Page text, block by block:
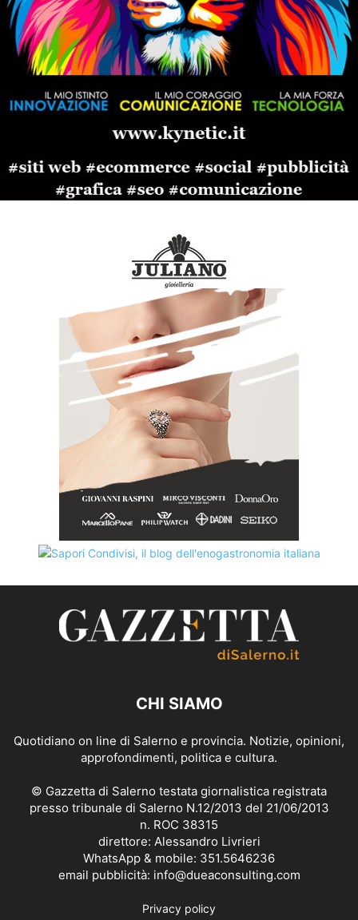
CHI SIAMO
Quotidiano on line di Salerno e provincia. Notizie, opinioni,
approfondimenti, politica e cultura.
© Gazzetta di Salerno testata giornalistica registrata
presso tribunale di Salerno N.12/2013 del 21/06/2013
n. ROC 38315
direttore: Alessandro Livrieri
WhatsApp & mobile: 351.5646236
email pubblicità: info@dueaconsulting.com
Privacy policy